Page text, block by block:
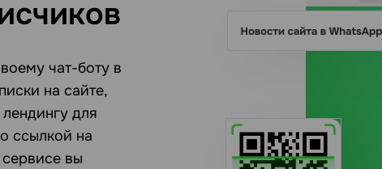
чат-боту в
на сайте,
для
ссылкой на
вы